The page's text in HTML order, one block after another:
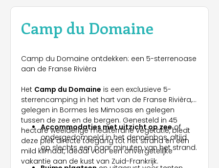
Camp du Domaine
Camp du Domaine ontdekken: een 5-sterrenoase
aan de Franse Rivièra
Het Camp du Domaine is een exclusieve 5-
sterrencamping in het hart van de Franse Rivièra,
gelegen in Bormes les Mimosas en gelegen
tussen de zee en de bergen. Genesteld in 45
hectare weelderige mediterrane vegetatie, biedt
deze plek directe toegang tot het strand en een
mild klimaat, ideaal voor een onvergetelijke
vakantie aan de kust van Zuid-Frankrijk.
Accommodaties met uitzicht op zeeof
ondergedompeld in het dennenbos, altijd
op slechts een paar minuten van het strand.